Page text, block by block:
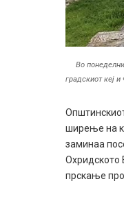
Во
градскиот кеј
ширење на
заминаа
Охридското
прскање